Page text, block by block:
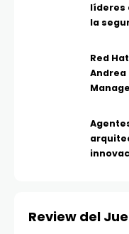
líderes
la
Red
Andrea
Review del